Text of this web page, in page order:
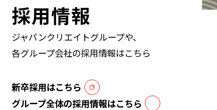
採用情報
ジャパンクリエイトグループや、
各グループ会社の採用情報はこちら
新卒採用はこちら
グループ全体の採用情報はこちら